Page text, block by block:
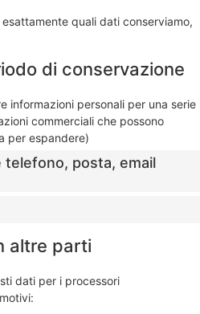
quali dati conserviamo,
di conservazione
informazioni personali per una serie
commerciali che possono
per espandere)
telefono, posta, email
altre parti
dati per i processori